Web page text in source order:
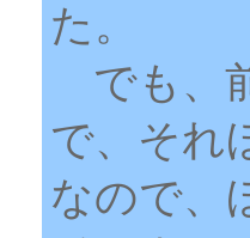
た。
でも、
で、それ
なので、